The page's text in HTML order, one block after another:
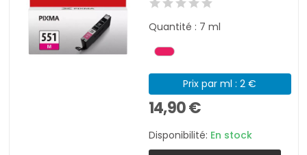
Quantité : 7 ml
Prix par ml : 2 €
14,90 €
Disponibilité: En stock